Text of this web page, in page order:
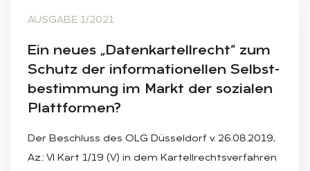
AUSGABE 1/2021
Ein neu­es „Da­ten­kar­tell­recht“ zum
Schutz der in­for­ma­tio­nel­len Selbst­
be­stim­mung im Markt der so­zia­len
Platt­for­men?
Der Beschluss des OLG Düsseldorf v. 26.08.2019,
Az.: VI Kart 1/19 (V) in dem Kartellrechtsverfahren